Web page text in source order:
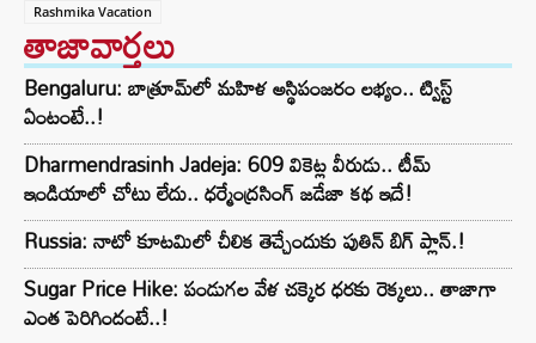
Rashmika Vacation
తాజావార్తలు
Bengaluru: బాత్రూమ్‌లో మహిళ అస్థిపంజరం లభ్యం.. ట్విస్ట్
ఏంటంటే..!
Dharmendrasinh Jadeja: 609 వికెట్ల వీరుడు.. టీమ్
ఇండియాలో చోటు లేదు.. ధర్మేంద్రసింగ్ జడేజా కథ ఇదే!
Russia: నాటో కూటమిలో చీలిక తెచ్చేందుకు పుతిన్ బిగ్ ప్లాన్.!
Sugar Price Hike: పండుగల వేళ చక్కెర ధరకు రెక్కలు.. తాజాగా
ఎంత పెరిగిందంటే..!